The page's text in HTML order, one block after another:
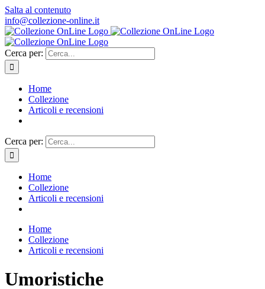
Salta al contenuto
info@collezione-online.it
Cerca per:
Home
Collezione
Articoli e recensioni
Cerca per:
Home
Collezione
Articoli e recensioni
Home
Collezione
Articoli e recensioni
Umoristiche